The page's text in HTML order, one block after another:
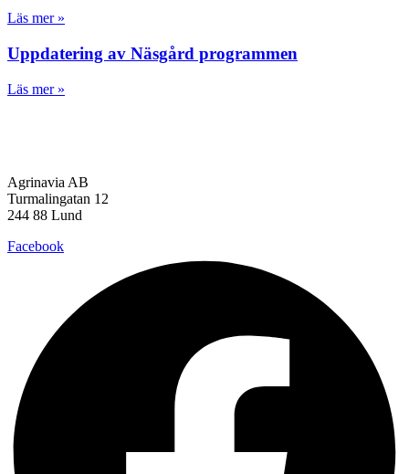
Läs mer »
Uppdatering av Näsgård programmen
Läs mer »
Agrinavia AB
Turmalingatan 12
244 88 Lund
Facebook